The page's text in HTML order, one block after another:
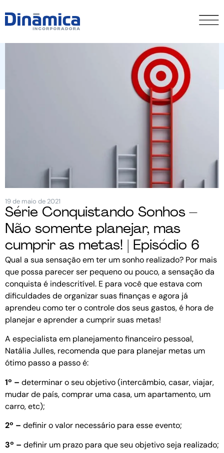
19 de maio de 2021
Série Conquistando Sonhos –
Não somente planejar, mas
cumprir as metas! | Episódio 6
Qual a sua sensação em ter um sonho realizado? Por mais
que possa parecer ser pequeno ou pouco, a sensação da
conquista é indescritível. E para você que estava com
dificuldades de organizar suas finanças e agora já
aprendeu como ter o controle dos seus gastos, é hora de
planejar e aprender a cumprir suas metas!
A especialista em planejamento financeiro pessoal,
Natália Julles, recomenda que para planejar metas um
ótimo passo a passo é:
1º – determinar o seu objetivo (intercâmbio, casar, viajar,
mudar de país, comprar uma casa, um apartamento, um
carro, etc);
2º – definir o valor necessário para esse evento;
3º – definir um prazo para que seu objetivo seja realizado;